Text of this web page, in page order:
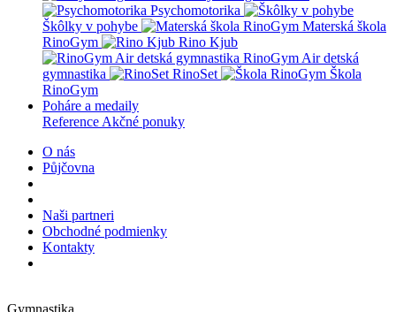
Psychomotorika
Škôlky v pohybe
Materská škola
RinoGym
Rino Kjub
RinoGym Air detská
gymnastika
RinoSet
Škola
RinoGym
Poháre a medaily
Reference Akčné ponuky
O nás
Půjčovna
Naši partneri
Obchodné podmienky
Kontakty
Gymnastika